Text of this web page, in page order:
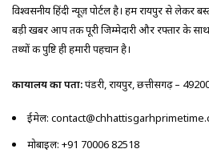
विश्वसनीय हिंदी न्यूज़ पोर्टल है। हम रायपुर से लेकर
बड़ी खबर आप तक पूरी जिम्मेदारी और रफ्तार के साथ
तथ्यों की पुष्टि ही हमारी पहचान है।
कार्यालय का पता:पंडरी, रायपुर, छत्तीसगढ़ –
ईमेल:
मोबाइल: +91 70006 82518